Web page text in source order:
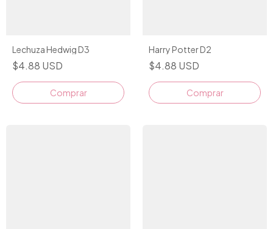
Lechuza Hedwig D3
$4.88 USD
Comprar
Harry Potter D2
$4.88 USD
Comprar